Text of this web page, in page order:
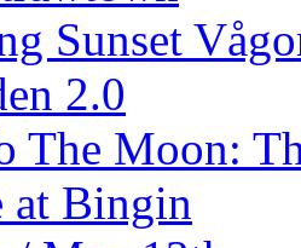
Sunset
2.0
The Moon:
at Bingin